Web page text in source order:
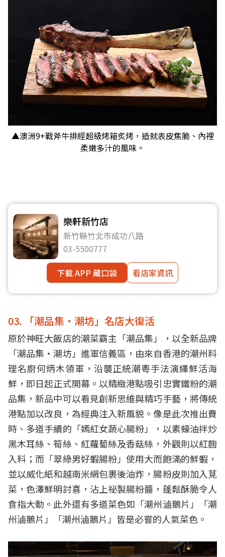
▲澳洲9+戰斧牛排經超級烤箱炙烤，造就表皮焦脆、內裡
柔嫩多汁的風味。
樂軒新竹店
新竹縣竹北市成功八路
03-5500777
下載 APP 藏口袋
看店家資訊
03. 「潮品集‧潮坊」名店大復活
原於神旺大飯店的潮菜霸主「潮品集」，以全新品牌
「潮品集‧潮坊」進軍信義區，由來自香港的潮州料
理名廚何炳木領軍，沿襲正統潮粵手法演繹鮮活海
鮮，即日起正式開幕。以精緻港點吸引忠實鐵粉的潮
品集，新品中可以看見創新思維與精巧手藝，將傳統
港點加以改良，為經典注入新風貌。像是此次推出費
時、多道手續的「嫣紅女蔬心腸粉」，以素蠔油拌炒
黑木耳絲、筍絲、紅蘿蔔絲及香菇絲，外觀則以紅麴
入料；而「翠綠男好蝦腸粉」使用大而飽滿的鮮蝦，
並以威化紙和越南米網包裹後油炸，腸粉皮則加入莧
菜，色澤鮮明討喜，沾上祕製腸粉醬，蓬鬆酥脆令人
食指大動。此外還有多道菜色如「潮州滷鵝片」「潮
州滷鵝片」「潮州滷鵝片」皆是必嘗的人氣菜色。